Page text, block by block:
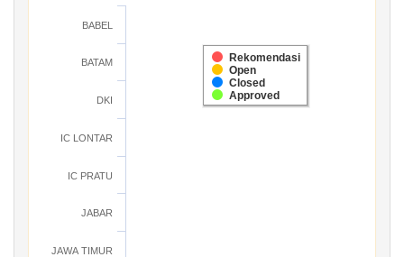
Rekomendasi
Open
Closed
Approved
BABEL
BATAM
DKI
IC LONTAR
IC PRATU
JABAR
JAWA TIMUR